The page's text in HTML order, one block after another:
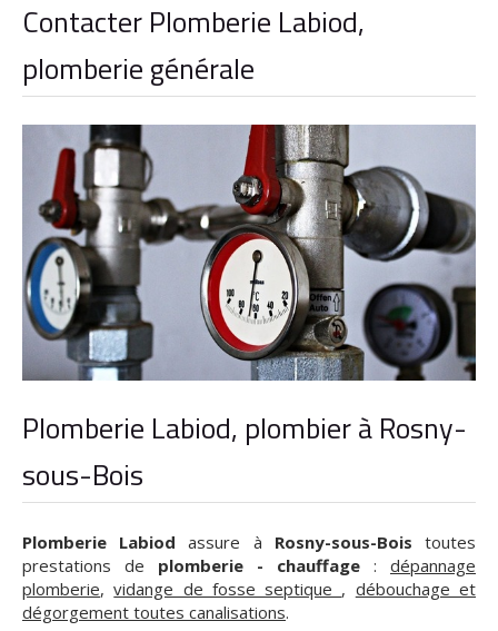
Contacter Plomberie Labiod,
plomberie générale
Plomberie Labiod, plombier à Rosny-
sous-Bois
Plomberie Labiod assure à Rosny-sous-Bois toutes
prestations de plomberie - chauffage : dépannage
plomberie,vidange de fosse septique , débouchage et
dégorgement toutes canalisations.